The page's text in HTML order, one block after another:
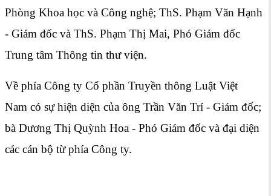
Phòng Khoa học và Công nghệ; ThS. Phạm Văn Hạnh
- Giám đốc và ThS. Phạm Thị Mai, Phó Giám đốc
Trung tâm Thông tin thư viện.
Về phía Công ty Cổ phần Truyền thông Luật Việt
Nam có sự hiện diện của ông Trần Văn Trí - Giám đốc;
bà Dương Thị Quỳnh Hoa - Phó Giám đốc và đại diện
các cán bộ từ phía Công ty.